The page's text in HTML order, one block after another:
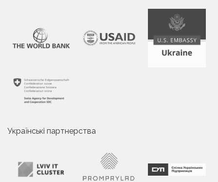
Українські партнерства